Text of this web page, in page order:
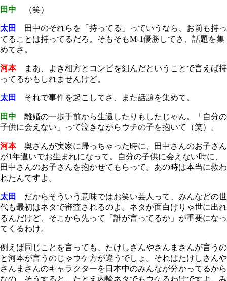
田中 （笑）
太田
田中のそれらを「持ってる」っていうなら、お前も持っ
てることは持ってるだろ。そもそもM-1優勝してさ、話題を集
めてさ。
河本まあ、よき相方とコンビを組んだということで言えば持
ってるかもしれませんけど。
太田 それで事件を起こしてさ、また話題を集めて。
田中 離婚の一歩手前から生還したりもしたじゃん。「自分の
子供に会えない」って泣きながらウチの子を抱いて（笑）。
河本奥さんが実家に帰っちゃった時に、田中さんのお子さん
が1年違いでお生まれになって。自分の子供に会えない時に、
田中さんのお子さんを抱かせてもらって。あの時は本当に救わ
れたんですよ。
太田
だからそういう意味ではお笑い芸人って、みんなどの世
代も最初はネタで審査されるのよ。ネタが面白けりゃ世に出れ
るんだけど、そこから先って「誰が言ってるか」が重要になっ
てくるわけ。
例えば同じことを言っても、たけしさんやさんまさんが言うの
と河本が言うのじゃウケ方が違うでしょ。それはたけしさんや
さんまさんのキャラクターを日本中のみんなが分かってるから